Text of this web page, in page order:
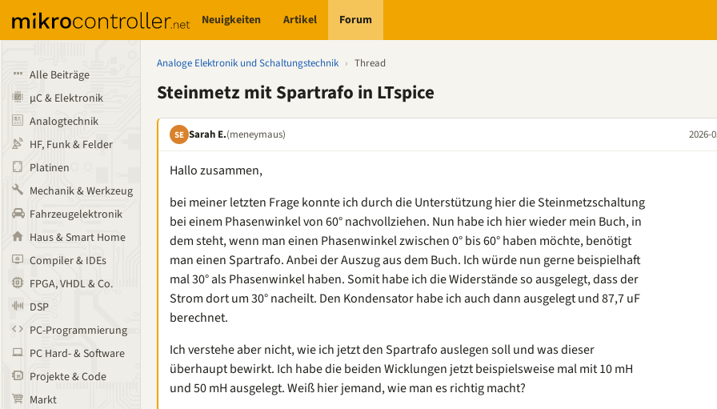
Neuigkeiten Artikel Forum
Alle Beiträge
µC & Elektronik
Analogtechnik
HF, Funk & Felder
Platinen
Mechanik & Werkzeug
Fahrzeugelektronik
Haus & Smart Home
Compiler & IDEs
FPGA, VHDL & Co.
DSP
PC-Programmierung
PC Hard- & Software
Projekte & Code
Markt
Analoge Elektronik und Schaltungstechnik › Thread
Steinmetz mit Spartrafo in LTspice
SE Sarah E.(meneymaus) 2026-
Hallo zusammen,
bei meiner letzten Frage konnte ich durch die Unterstützung hier die Steinmetzschaltung
bei einem Phasenwinkel von 60° nachvollziehen. Nun habe ich hier wieder mein Buch, in
dem steht, wenn man einen Phasenwinkel zwischen 0° bis 60° haben möchte, benötigt
man einen Spartrafo. Anbei der Auszug aus dem Buch. Ich würde nun gerne beispielhaft
mal 30° als Phasenwinkel haben. Somit habe ich die Widerstände so ausgelegt, dass der
Strom dort um 30° nacheilt. Den Kondensator habe ich auch dann ausgelegt und 87,7 uF
berechnet.
Ich verstehe aber nicht, wie ich jetzt den Spartrafo auslegen soll und was dieser
überhaupt bewirkt. Ich habe die beiden Wicklungen jetzt beispielsweise mal mit 10 mH
und 50 mH ausgelegt. Weiß hier jemand, wie man es richtig macht?